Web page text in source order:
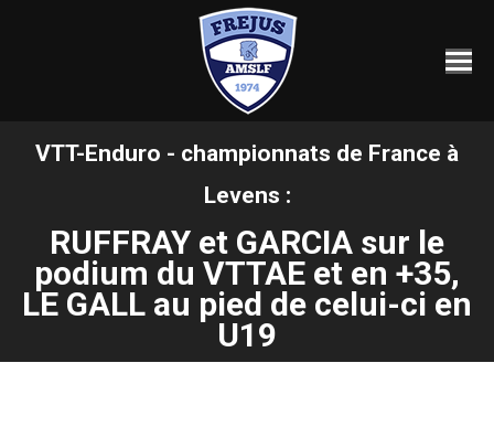
VTT-Enduro - championnats de France à
Levens :
RUFFRAY et GARCIA sur le
podium du VTTAE et en +35,
LE GALL au pied de celui-ci en
U19
Vous êtes ici :